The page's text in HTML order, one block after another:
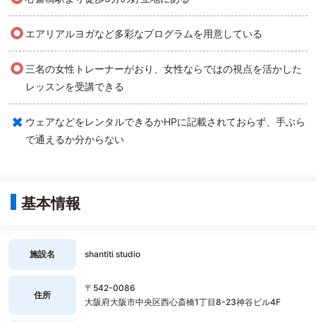
○ エアリアルヨガなど多彩なプログラムを用意している
○ 三名の女性トレーナーがおり、女性ならではの視点を活かした
レッスンを受講できる
× ウェアなどをレンタルできるかHPに記載されておらず、手ぶら
で通えるか分からない
基本情報
施設名 shantiti studio
住所
〒542-0086
大阪府大阪市中央区西心斎橋1丁目8-23神谷ビル4F